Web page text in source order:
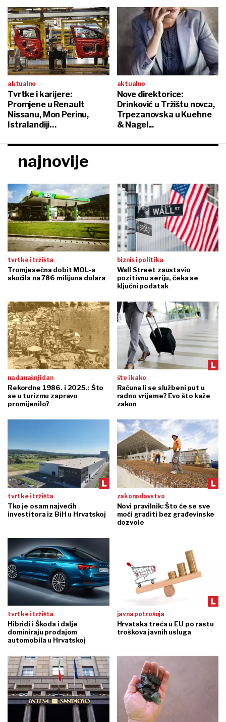
aktualno
Tvrtke i karijere:
Promjene u Renault
Nissanu, Mon Perinu,
Istralandiji…
aktualno
Nove direktorice:
Drinković u Tržištu novca,
Trpezanovska u Kuehne
& Nagel...
najnovije
tvrtke i tržišta
Tromjesečna dobit MOL-a
skočila na 786 milijuna dolara
biznis i politika
Wall Street zaustavio
pozitivnu seriju, čeka se
ključni podatak
na današnji dan
Rekordne 1986. i 2025.: Što
se u turizmu zapravo
promijenilo?
što i kako
Računa li se službeni put u
radno vrijeme? Evo što kaže
zakon
tvrtke i tržišta
Tko je osam najvećih
investitora iz BiH u Hrvatskoj
zakonodavstvo
Novi pravilnik: Što će se sve
moći graditi bez građevinske
dozvole
tvrtke i tržišta
Hibridi i Škoda i dalje
dominiraju prodajom
automobila u Hrvatskoj
javna potrošnja
Hrvatska treća u EU po rastu
troškova javnih usluga